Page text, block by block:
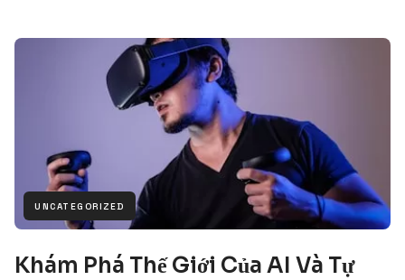
UNCATEGORIZED
Khám Phá Thế Giới Của AI Và Tự